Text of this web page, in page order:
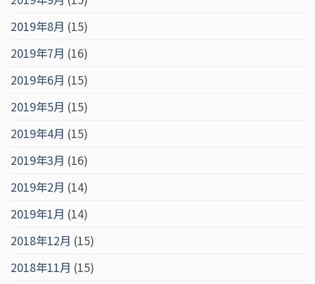
2019年8月 (15)
2019年7月 (16)
2019年6月 (15)
2019年5月 (15)
2019年4月 (15)
2019年3月 (16)
2019年2月 (14)
2019年1月 (14)
2018年12月 (15)
2018年11月 (15)